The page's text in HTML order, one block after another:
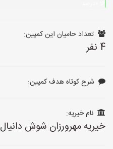
تعداد حامیان این کمپین:
4 نفر
شرح کوتاه هدف کمپین:
نام خیریه:
خیریه مهرورزان شوش دانیال